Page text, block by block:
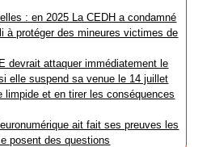
: en 2025 La CEDH a condamné
à protéger des mineures victimes de
devrait attaquer immédiatement le
elle suspend sa venue le 14 juillet
limpide et en tirer les conséquences
ait fait ses preuves les
posent des questions